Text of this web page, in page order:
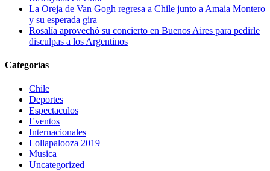
La Oreja de Van Gogh regresa a Chile junto a Amaia Montero
y su esperada gira
Rosalía aprovechó su concierto en Buenos Aires para pedirle
disculpas a los Argentinos
Categorías
Chile
Deportes
Espectaculos
Eventos
Internacionales
Lollapalooza 2019
Musica
Uncategorized